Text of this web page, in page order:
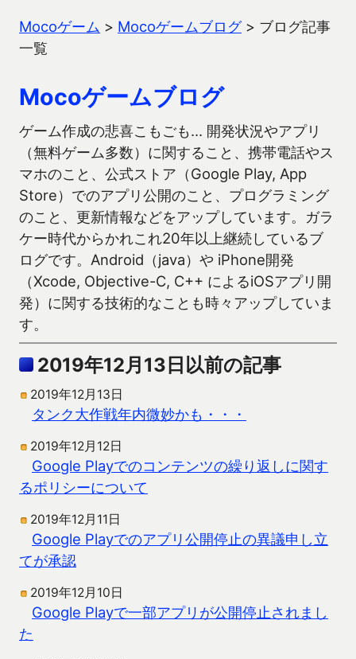
Mocoゲーム > Mocoゲームブログ> ブログ記事
一覧
Mocoゲームブログ
ゲーム作成の悲喜こもごも… 開発状況やアプリ
（無料ゲーム多数）に関すること、携帯電話やス
マホのこと、公式ストア（Google Play, App
Store）でのアプリ公開のこと、プログラミング
のこと、更新情報などをアップしています。ガラ
ケー時代からかれこれ20年以上継続しているブ
ログです。Android（java）や iPhone開発
（Xcode, Objective-C, C++ によるiOSアプリ開
発）に関する技術的なことも時々アップしていま
す。
2019年12月13日以前の記事
2019年12月13日
タンク大作戦年内微妙かも・・・
2019年12月12日
Google Playでのコンテンツの繰り返しに関す
るポリシーについて
2019年12月11日
Google Playでのアプリ公開停止の異議申し立
てが承認
2019年12月10日
Google Playで一部アプリが公開停止されまし
た